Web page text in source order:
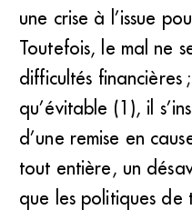
une crise à l’issue
Toutefois, le mal ne
difficultés financières
qu’évitable (1), il
d’une remise en
tout entière, un
que les politiques de